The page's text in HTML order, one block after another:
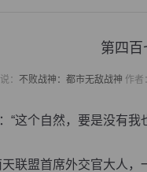
第四百
： 不败战神：都市无敌战神 作者
个自然，要是没有我
盟首席外交官大人，